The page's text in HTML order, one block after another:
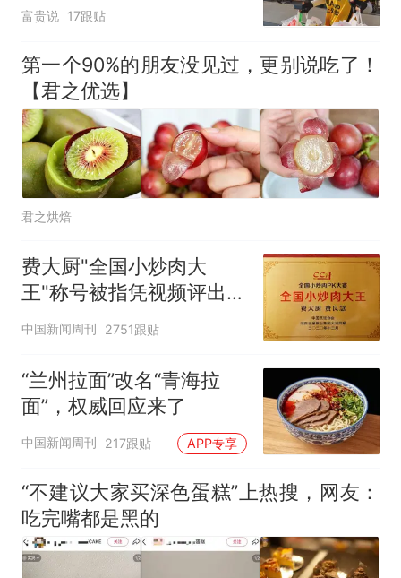
富贵说 17跟贴
第一个90%的朋友没见过，更别说吃了！
【君之优选】
君之烘焙
费大厨"全国小炒肉大
王"称号被指凭视频评出
官方回应
中国新闻周刊 2751跟贴
“兰州拉面”改名“青海拉
面”，权威回应来了
中国新闻周刊 217跟贴 APP专享
“不建议大家买深色蛋糕”上热搜，网友：
吃完嘴都是黑的